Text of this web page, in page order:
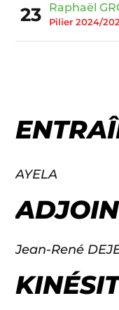
23 Raphaël
Pilier 2024/
AYELA
Jean-René